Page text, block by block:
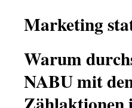
Marketing
Warum
NABU mit